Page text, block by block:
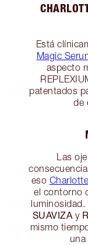
Está
Magic
aspecto
patentados
de
Las
eso
el contorno
SUAVIZA y
mismo